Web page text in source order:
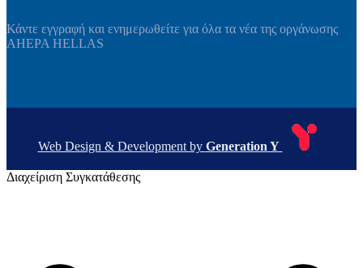
Κάντε εγγραφή και ενημερωθείτε για όλα τα νέα της οργάνωσης
AHEPA HELLAS
Web Design & Development by Generation Y
Διαχείριση Συγκατάθεσης